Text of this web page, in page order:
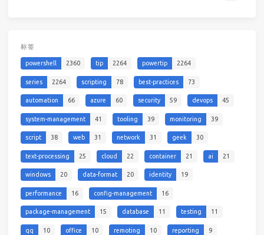
标签
powershell 2360 tip 2264 powertip 2264
series 2264 scripting 78 best-practices 73
automation 66 azure 60 security 59 devops 45
system-management 41 tooling 39 monitoring 39
script 38 web 31 network 31 geek 30
text-processing 25 cloud 22 container 21 ai 21
windows 20 data-format 20 identity 19
performance 16 config-management 16
package-management 15 database 11 testing 11
qq 10 office 10 remoting 10 reporting 9